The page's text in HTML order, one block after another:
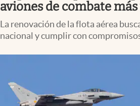
aviones de combate
La renovación de la flota aérea
nacional y cumplir con